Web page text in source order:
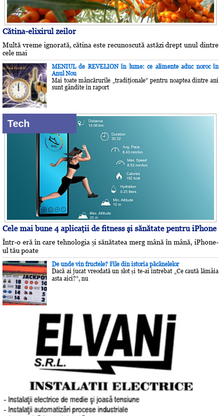
Cătina-elixirul zeilor
Multă vreme ignorată, cătina este recunoscută astăzi drept unul dintre
cele mai
MENIUL de REVELION în lume: ce alimente aduc noroc în
Anul Nou
Mai toate mâncărurile „tradiţionale” pentru noaptea dintre ani
sunt gândite în raport
Tech
Cele mai bune 4 aplicaţii de fitness şi sănătate pentru iPhone
Într-o eră în care tehnologia și sănătatea merg mână în mână, iPhone-
ul tău poate
De unde vin fructele? File din istoria păcănelelor
Dacă ai jucat vreodată un slot și te-ai întrebat „Ce caută lămâia
asta aici?”, nu